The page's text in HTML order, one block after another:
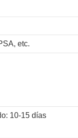
etc.
10-15 días